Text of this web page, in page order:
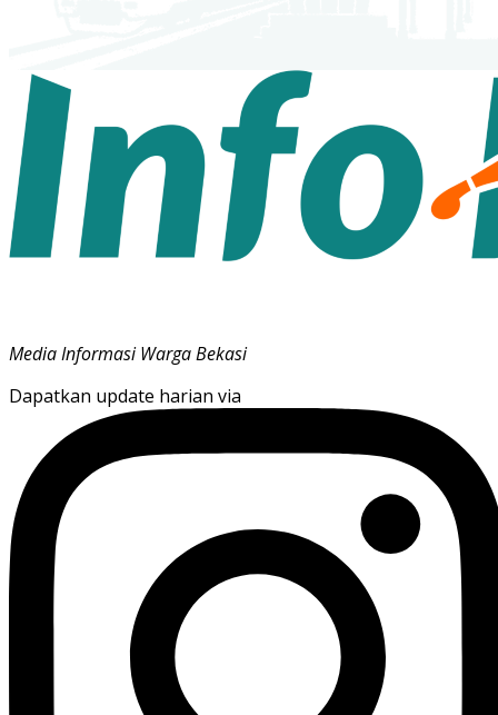
Media Informasi Warga Bekasi
Dapatkan update harian via